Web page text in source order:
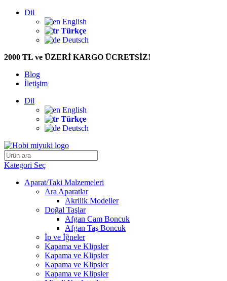
Dil
English
Türkçe
Deutsch
2000 TL ve ÜZERİ KARGO ÜCRETSİZ!
Blog
İletişim
Dil
English
Türkçe
Deutsch
Kategori Seç
Aparat/Taki Malzemeleri
Ara Aparatlar
Akrilik Modeller
Doğal Taşlar
Afgan Cam Boncuk
Afgan Taş Boncuk
İp ve İğneler
Kapama ve Klipsler
Kapama ve Klipsler
Kapama ve Klipsler
Kapama ve Klipsler